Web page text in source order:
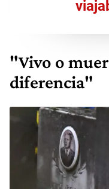
"Vivo o
diferencia"